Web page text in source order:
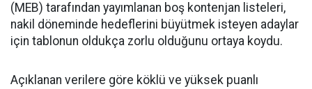
(MEB) tarafından yayımlanan boş kontenjan listeleri,
nakil döneminde hedeflerini büyütmek isteyen adaylar
için tablonun oldukça zorlu olduğunu ortaya koydu.
Açıklanan verilere göre köklü ve yüksek puanlı